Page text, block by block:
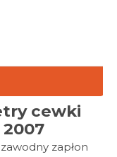
cewki
zapłon